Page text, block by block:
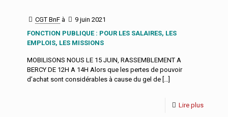
CGT BnF à
9 juin 2021
FONCTION PUBLIQUE : POUR LES SALAIRES, LES
EMPLOIS, LES MISSIONS
MOBILISONS NOUS LE 15 JUIN, RASSEMBLEMENT A
BERCY DE 12H A 14H Alors que les pertes de pouvoir
d’achat sont considérables à cause du gel de […]
Lire plus